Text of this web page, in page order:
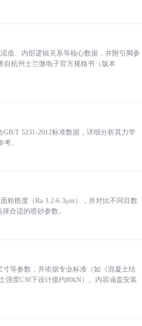
值、内部逻辑关系等核心数据，并附引脚参
杭州士兰微电子官方规格书（版本
T 5231-2012标准数据，详细分析其力学
。
粗糙度（Ra 3.2-6.3μm），并对比不同目数
合适的喷砂参数。
等参数，并依据专业标准（如《混凝土结
强度C30下设计值约80kN）。内容涵盖安装